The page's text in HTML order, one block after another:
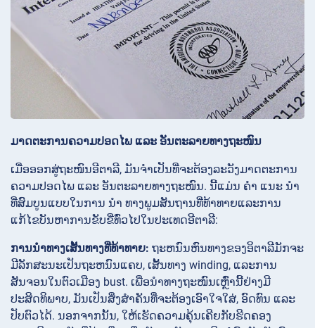
ມາດຕະການຄວາມປອດໄພ ແລະ ອັນຕະລາຍທາງຖະໜົນ
ເມື່ອອອກສູ່ຖະໜົນອີຕາລີ, ມັນຈຳເປັນທີ່ຈະຕ້ອງລະວັງມາດຕະການ
ຄວາມປອດໄພ ແລະ ອັນຕະລາຍທາງຖະໜົນ. ນີ້ແມ່ນ ຄຳ ແນະ ນຳ
ທີ່ສົມບູນແບບໃນການ ນຳ ທາງພູມສັນຖານທີ່ທ້າທາຍແລະການ
ແກ້ໄຂບັນຫາການຂັບຂີ່ທົ່ວໄປໃນປະເທດອີຕາລີ:
ການນໍາທາງເສັ້ນທາງທີ່ທ້າທາຍ: ຖະຫນົນຫົນທາງຂອງອິຕາລີມັກຈະ
ມີລັກສະນະເປັນຖະຫນົນແຄບ, ເສັ້ນທາງ winding, ແລະການ
ສັນຈອນໃນຕົວເມືອງ bust. ເພື່ອນຳທາງຖະໜົນເຫຼົ່ານີ້ຢ່າງມີ
ປະສິດທິພາບ, ມັນເປັນສິ່ງສຳຄັນທີ່ຈະຕ້ອງເອົາໃຈໃສ່, ອົດທົນ ແລະ
ປັບຕົວໄດ້. ນອກຈາກນັ້ນ, ໃຫ້ເຮັດຄວາມຄຸ້ນເຄີຍກັບຮີດຄອງ